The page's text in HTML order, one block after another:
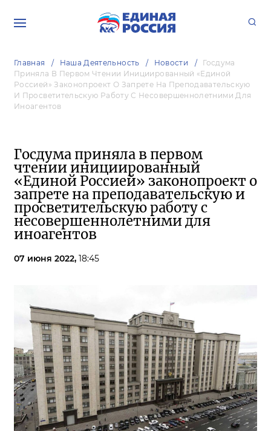
Главная Наша Деятельность Новости
Госдума
Приняла В Первом Чтении Инициированный «Единой
Россией» Законопроект О Запрете На Преподавательскую
И Просветительскую Работу С Несовершеннолетними Для
Иноагентов
Госдума приняла в первом
чтении инициированный
«Единой Россией» законопроект о
запрете на преподавательскую и
просветительскую работу с
несовершеннолетними для
иноагентов
07 июня 2022, 18:45